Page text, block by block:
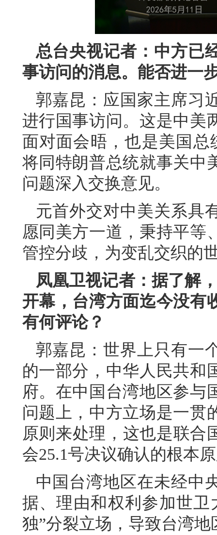
总台央视记者：中方已
事访问的消息。能否进一
郭嘉昆：应国家主席习
进行国事访问。这是中美
面对面会晤，也是美国
将同特朗普总统就事关中
问题深入交换意见。
元首外交对中美关系具
愿同美方一道，秉持平等
管控分歧，为变乱交织的
凤凰卫视记者：据了解
开幕，台湾方面迄今没有
有何评论？
郭嘉昆：世界上只有一
的一部分，中华人民共和
府。在中国台湾地区参与
问题上，中方立场是一贯
原则来处理，这也是联合
会25.1号决议确认的根本
中国台湾地区在未经中
据、理由和权利参加世
独”分裂立场，导致台湾